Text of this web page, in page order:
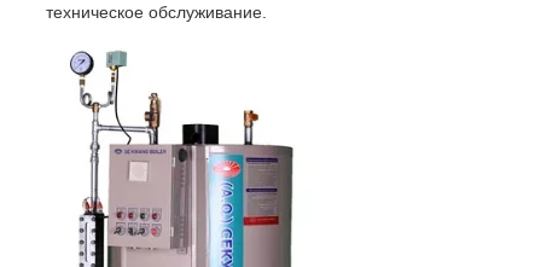
техническое обслуживание.